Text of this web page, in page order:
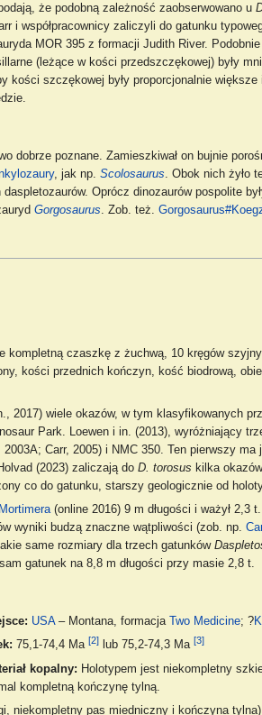
że podobną zależność zaobserwowano u
i współpracownicy zaliczyli do gatunku
MOR 395 z formacji Judith River.
(leżące w kości przedszczękowej) były
kości szczękowej były proporcjonalnie
dobrze poznane. Zamieszkiwał on bujnie
, jak np. Scolosaurus. Obok nich żyło
Oprócz dinozaurów pospolite
Gorgosaurus. Zob. też.
kompletną czaszkę z żuchwą, 10 kręgów
kości przednich kończyn, kość biodrową,
2017) wiele okazów, w tym klasyfikowanych
Park. Loewen i in. (2013), wyróżniający
Carr, 2005) i NMC 350. Ten pierwszy
(2023) zaliczają do D. torosus kilka
co do gatunku, starszy geologicznie od
Mortimera(online 2016) 9 m długości i ważył 2,3 t.
wyniki budzą znaczne wątpliwości (zob. np.
same rozmiary dla trzech gatunków
gatunek na 8,8 m długości przy masie 2,8 t.
USA– Montana, formacja Two Medicine; ?
75,1-74,4 Ma [2]lub 75,2-74,3 Ma [3]
kopalny: Holotypem jest niekompletny
kompletną kończynę tylną.
niekompletny pas miedniczny i kończyna